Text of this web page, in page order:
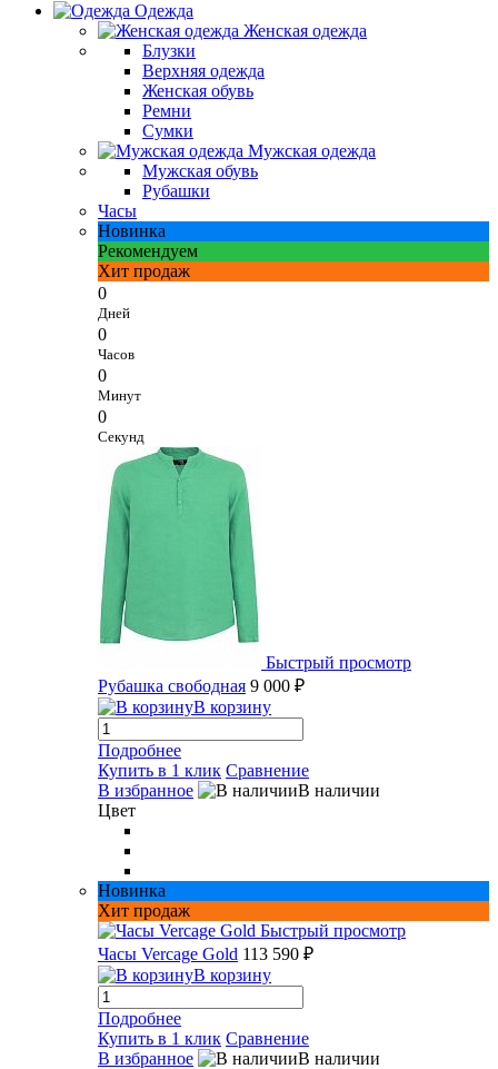
Одежда
Женская одежда
Блузки
Верхняя одежда
Женская обувь
Ремни
Сумки
Мужская одежда
Мужская обувь
Рубашки
Часы
Новинка
Рекомендуем
Хит продаж
0
Дней
0
Часов
0
Минут
0
Секунд
Быстрый просмотр
Рубашка свободная 9 000 ₽
В корзину
Подробнее
Купить в 1 клик Сравнение
В избранное
В наличии
Цвет
Новинка
Хит продаж
Быстрый просмотр
Часы Vercage Gold 113 590 ₽
В корзину
Подробнее
Купить в 1 клик Сравнение
В избранное
В наличии